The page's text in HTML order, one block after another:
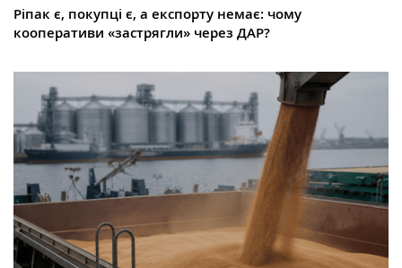
Ріпак є, покупці є, а експорту немає: чому
кооперативи «застрягли» через ДАР?